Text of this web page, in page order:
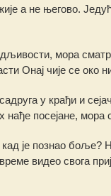
а не његово.
мора
Онај чије се око
у крађи и
посејане, мора
кад је познао
видео свога